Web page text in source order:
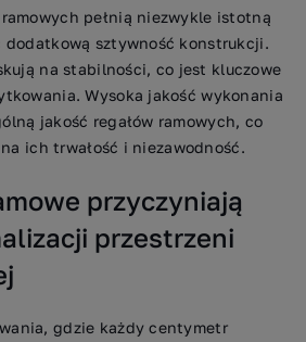
pełnią niezwykle istotną
dodatkową sztywność konstrukcji.
na stabilności, co jest kluczowe
Wysoka jakość wykonania
jakość regałów ramowych, co
ich trwałość i niezawodność.
przyczyniają
przestrzeni
gdzie każdy centymetr